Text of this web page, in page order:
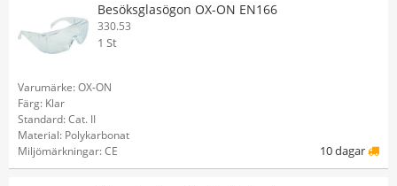
Besöksglasögon OX-ON EN166
330.53
1 St
Varumärke: OX-ON
Färg: Klar
Standard: Cat. II
Material: Polykarbonat
Miljömärkningar: CE
10 dagar